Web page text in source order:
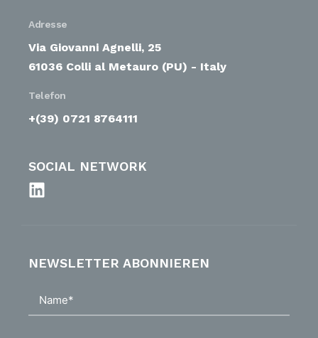
Adresse
Via Giovanni Agnelli, 25
61036 Colli al Metauro (PU) - Italy
Telefon
+(39) 0721 8764111
SOCIAL NETWORK
NEWSLETTER ABONNIEREN